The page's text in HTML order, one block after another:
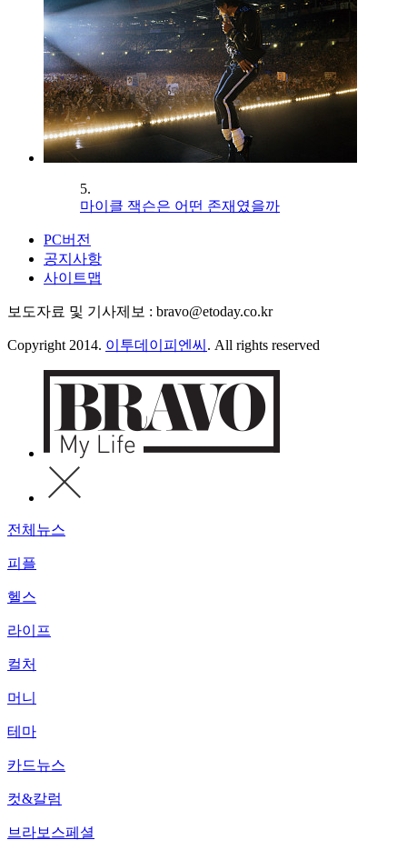
5.
마이클 잭슨은 어떤 존재였을까
PC버전
공지사항
사이트맵
보도자료 및 기사제보 : bravo@etoday.co.kr
Copyright 2014. 이투데이피엔씨 . All rights reserved
전체뉴스
피플
헬스
라이프
컬처
머니
테마
카드뉴스
컷&칼럼
브라보스페셜